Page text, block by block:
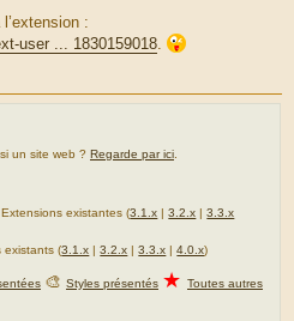
:
user ... 1830159018
un site web ? Regarde par ici
Extensions existantes (3.1.x |3.2.x |3.3.x
existants (3.1.x |3.2.x |3.3.x |4.0.x)
🎨 Styles présentés ★ Toutes autres